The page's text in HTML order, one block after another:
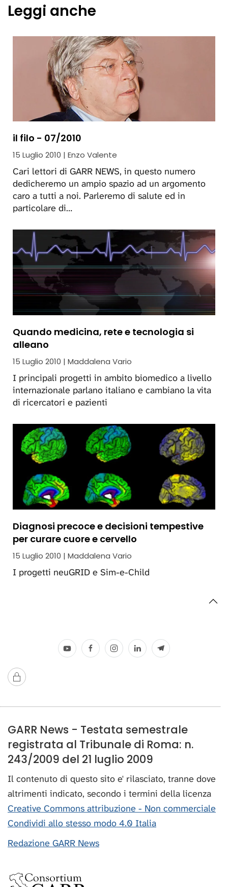
Leggi anche
il filo - 07/2010
15 Luglio 2010 | Enzo Valente
Cari lettori di GARR NEWS, in questo numero
dedicheremo un ampio spazio ad un argomento
caro a tutti a noi. Parleremo di salute ed in
particolare di…
Quando medicina, rete e tecnologia si
alleano
15 Luglio 2010 | Maddalena Vario
I principali progetti in ambito biomedico a livello
internazionale parlano italiano e cambiano la vita
di ricercatori e pazienti
Diagnosi precoce e decisioni tempestive
per curare cuore e cervello
15 Luglio 2010 | Maddalena Vario
I progetti neuGRID e Sim-e-Child
GARR News - Testata semestrale
registrata al Tribunale di Roma: n.
243/2009 del 21 luglio 2009
Il contenuto di questo sito e' rilasciato, tranne dove
altrimenti indicato, secondo i termini della licenza
Creative Commons attribuzione - Non commerciale
Condividi allo stesso modo 4.0 Italia
Redazione GARR News